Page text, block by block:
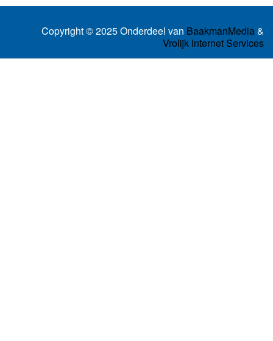
Copyright © 2025 Onderdeel van BaakmanMedia&
Vrolijk Internet Services